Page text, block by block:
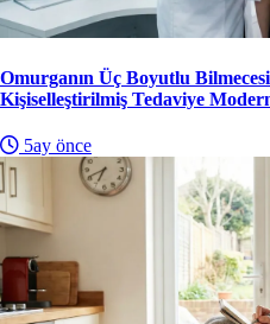
Omurganın Üç Boyutlu
Kişiselleştirilmiş Tedaviye
5ay önce